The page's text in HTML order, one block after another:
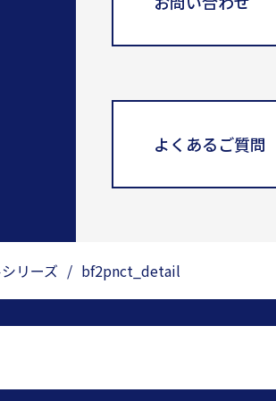
よくあるご質問
リーズ / bf2pnct_detail